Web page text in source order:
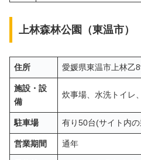
上林森林公園（東温市）
住所 愛媛県東温市上林乙
施設・設
備
炊事場、水洗トイレ
駐車場 有り50台(サイト内
営業期間 通年